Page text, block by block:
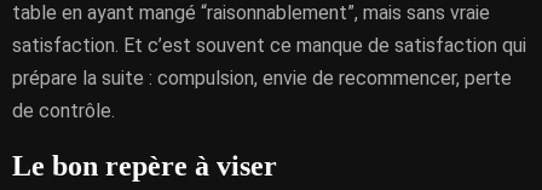
table en ayant mangé “raisonnablement”, mais sans vraie
satisfaction. Et c’est souvent ce manque de satisfaction qui
prépare la suite : compulsion, envie de recommencer, perte
de contrôle.
Le bon repère à viser